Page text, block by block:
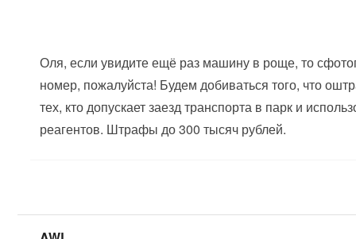
Оля, если увидите ещё раз машину в роще, то
номер, пожалуйста! Будем добиваться того, что
тех, кто допускает заезд транспорта в парк и
реагентов. Штрафы до 300 тысяч рублей.